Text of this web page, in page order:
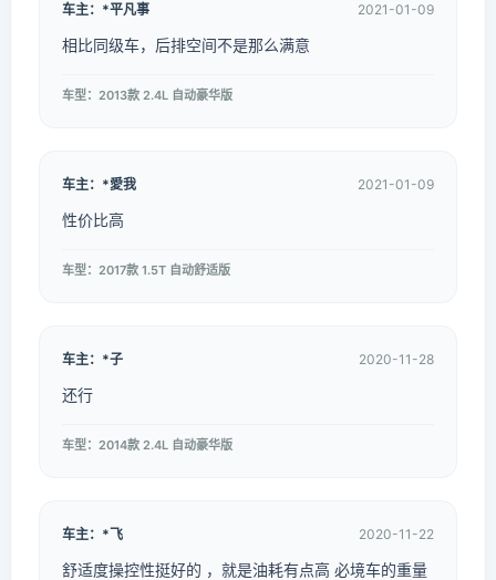
车主：*平凡事 2021-01-09
相比同级车，后排空间不是那么满意
车型：2013款 2.4L 自动豪华版
车主：*愛我 2021-01-09
性价比高
车型：2017款 1.5T 自动舒适版
车主：*子 2020-11-28
还行
车型：2014款 2.4L 自动豪华版
车主：*飞 2020-11-22
舒适度操控性挺好的 ，就是油耗有点高 必境车的重量